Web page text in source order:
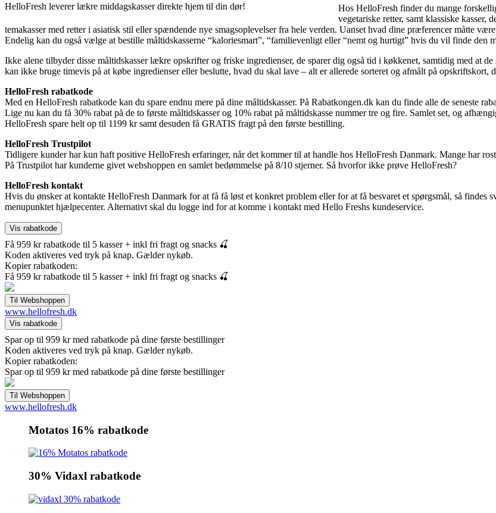
HelloFresh leverer lækre middagskasser direkte hjem til din dør!
Hos HelloFresh finder du mange
vegetariske retter, samt klassiske
temakasser med retter i asiatisk stil eller spændende nye smagsoplevelser fra hele verden. Uanset hvad dine præferencer måtte
Endelig kan du også vælge at bestille måltidskasserne “kaloriesmart”, “familievenligt eller “nemt og hurtigt” hvis du vil finde den
Ikke alene tilbyder disse måltidskasser lækre opskrifter og friske ingredienser, de sparer dig også tid i køkkenet, samtidig med at
kan ikke bruge timevis på at købe ingredienser eller beslutte, hvad du skal lave – alt er allerede sorteret og afmålt på opskriftskort,
HelloFresh rabatkode
Med en HelloFresh rabatkode kan du spare endnu mere på dine måltidskasser. På Rabatkongen.dk kan du finde alle de seneste
Lige nu kan du få 30% rabat på de to første måltidskasser og 10% rabat på måltidskasse nummer tre og fire. Samlet set, og
HelloFresh spare helt op til 1199 kr samt desuden få GRATIS fragt på den første bestilling.
HelloFresh Trustpilot
Tidligere kunder har kun haft positive HelloFresh erfaringer, når det kommer til at handle hos HelloFresh Danmark. Mange har
På Trustpilot har kunderne givet webshoppen en samlet bedømmelse på 8/10 stjerner. Så hvorfor ikke prøve HelloFresh?
HelloFresh kontakt
Hvis du ønsker at kontakte HelloFresh Danmark for at få få løst et konkret problem eller for at få besvaret et spørgsmål, så findes
menupunktet hjælpecenter. Alternativt skal du logge ind for at komme i kontakt med Hello Freshs kundeservice.
Få 959 kr rabatkode til 5 kasser + inkl fri fragt og snacks 🍒
Koden aktiveres ved tryk på knap. Gælder nykøb.
Kopier rabatkoden:
Få 959 kr rabatkode til 5 kasser + inkl fri fragt og snacks 🍒
www.hellofresh.dk
Spar op til 959 kr med rabatkode på dine første bestillinger
Koden aktiveres ved tryk på knap. Gælder nykøb.
Kopier rabatkoden:
Spar op til 959 kr med rabatkode på dine første bestillinger
www.hellofresh.dk
Motatos 16% rabatkode
30% Vidaxl rabatkode